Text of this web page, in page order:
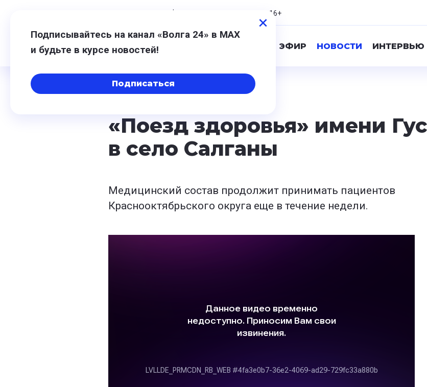
16+
ПРЯМОЙ ЭФИР НОВОСТИ ИНТЕРВЬЮ
«Поезд здоровья» имени
в село Салганы
Медицинский состав продолжит принимать пациентов
Краснооктябрьского округа еще в течение недели.
Подписывайтесь на канал «Волга 24» в МАХ
и будьте в курсе новостей!
Подписаться